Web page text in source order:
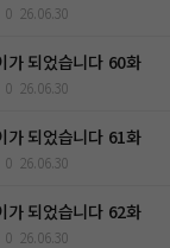
0 26.06.30
가 되었습니다 60화
0 26.06.30
가 되었습니다 61화
0 26.06.30
가 되었습니다 62화
0 26.06.30